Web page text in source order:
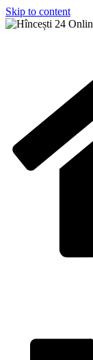
Skip to content